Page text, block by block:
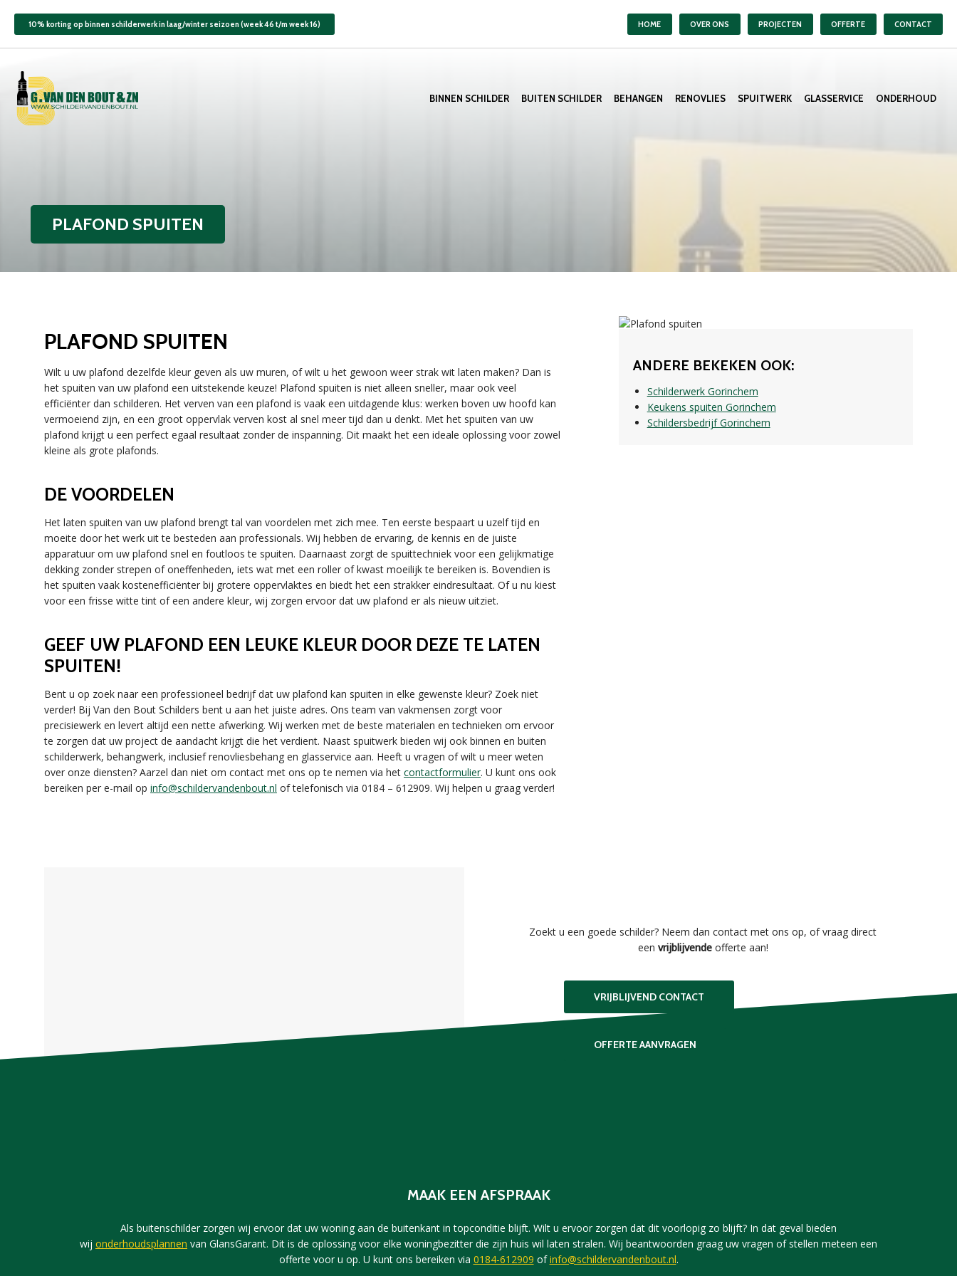
10% korting op binnen schilderwerk in laag/winter seizoen (week 46 t/m week 16) HOME OVER ONS PROJECTEN OFFERTE CONTACT
BINNEN SCHILDER BUITEN SCHILDER BEHANGEN RENOVLIES SPUITWERK GLASSERVICE ONDERHOUD
PLAFOND SPUITEN
PLAFOND SPUITEN
Wilt u uw plafond dezelfde kleur geven als uw muren, of wilt u het gewoon weer strak wit laten maken? Dan is
het spuiten van uw plafond een uitstekende keuze! Plafond spuiten is niet alleen sneller, maar ook veel
efficiënter dan schilderen. Het verven van een plafond is vaak een uitdagende klus: werken boven uw hoofd kan
vermoeiend zijn, en een groot oppervlak verven kost al snel meer tijd dan u denkt. Met het spuiten van uw
plafond krijgt u een perfect egaal resultaat zonder de inspanning. Dit maakt het een ideale oplossing voor zowel
kleine als grote plafonds.
DE VOORDELEN
Het laten spuiten van uw plafond brengt tal van voordelen met zich mee. Ten eerste bespaart u uzelf tijd en
moeite door het werk uit te besteden aan professionals. Wij hebben de ervaring, de kennis en de juiste
apparatuur om uw plafond snel en foutloos te spuiten. Daarnaast zorgt de spuittechniek voor een gelijkmatige
dekking zonder strepen of oneffenheden, iets wat met een roller of kwast moeilijk te bereiken is. Bovendien is
het spuiten vaak kostenefficiënter bij grotere oppervlaktes en biedt het een strakker eindresultaat. Of u nu kiest
voor een frisse witte tint of een andere kleur, wij zorgen ervoor dat uw plafond er als nieuw uitziet.
GEEF UW PLAFOND EEN LEUKE KLEUR DOOR DEZE TE LATEN
SPUITEN!
Bent u op zoek naar een professioneel bedrijf dat uw plafond kan spuiten in elke gewenste kleur? Zoek niet
verder! Bij Van den Bout Schilders bent u aan het juiste adres. Ons team van vakmensen zorgt voor
precisiewerk en levert altijd een nette afwerking. Wij werken met de beste materialen en technieken om ervoor
te zorgen dat uw project de aandacht krijgt die het verdient. Naast spuitwerk bieden wij ook binnen en buiten
schilderwerk, behangwerk, inclusief renovliesbehang en glasservice aan. Heeft u vragen of wilt u meer weten
over onze diensten? Aarzel dan niet om contact met ons op te nemen via het contactformulier. U kunt ons ook
bereiken per e-mail op info@schildervandenbout.nl of telefonisch via 0184 – 612909. Wij helpen u graag verder!
ANDERE BEKEKEN OOK:
Schilderwerk Gorinchem
Keukens spuiten Gorinchem
Schildersbedrijf Gorinchem
Zoekt u een goede schilder? Neem dan contact met ons op, of vraag direct
een vrijblijvende offerte aan!
VRIJBLIJVEND CONTACT
OFFERTE AANVRAGEN
MAAK EEN AFSPRAAK
Als buitenschilder zorgen wij ervoor dat uw woning aan de buitenkant in topconditie blijft. Wilt u ervoor zorgen dat dit voorlopig zo blijft? In dat geval bieden
wij onderhoudsplannen van GlansGarant. Dit is de oplossing voor elke woningbezitter die zijn huis wil laten stralen. Wij beantwoorden graag uw vragen of stellen meteen een
offerte voor u op. U kunt ons bereiken via 0184-612909 ofinfo@schildervandenbout.nl.